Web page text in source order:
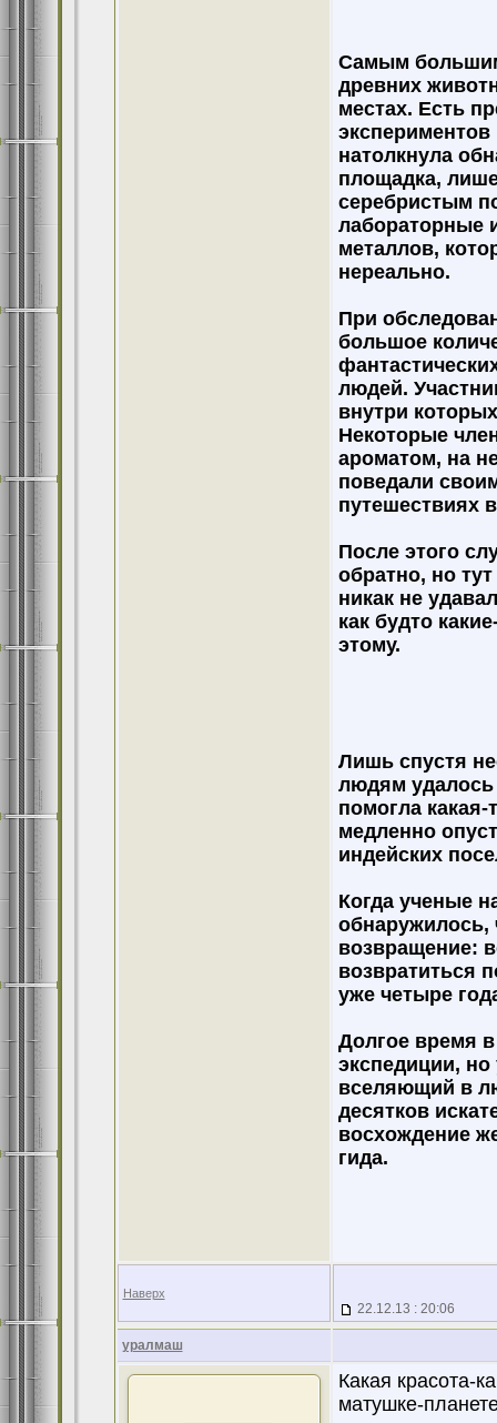
Самым большим
древних
местах. Есть
натолкнула
площадка,
серебристым
лабораторные
металлов,
нереально.
При
большое
людей.
внутри
Некоторые
ароматом, на
поведали
путешествиях
После этого
обратно, но
никак не
как будто
этому.
Лишь спустя
людям удалось
помогла какая-
медленно
индейских
Когда ученые
обнаружилось,
возвращение:
возвратиться
уже четыре
Долгое время
экспедиции,
вселяющий в
десятков
восхождение
гида.
Наверх
22.12.13 : 20:06
уралмаш
Какая красота-
матушке-